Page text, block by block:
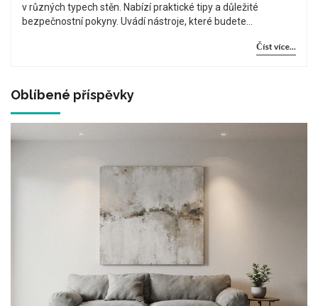
v různých typech stěn. Nabízí praktické tipy a důležité
bezpečnostní pokyny. Uvádí nástroje, které budete
také, na co si dát pozor a jak si práci co nejvíce usnadnit.Číst více...
Oblíbené příspěvky